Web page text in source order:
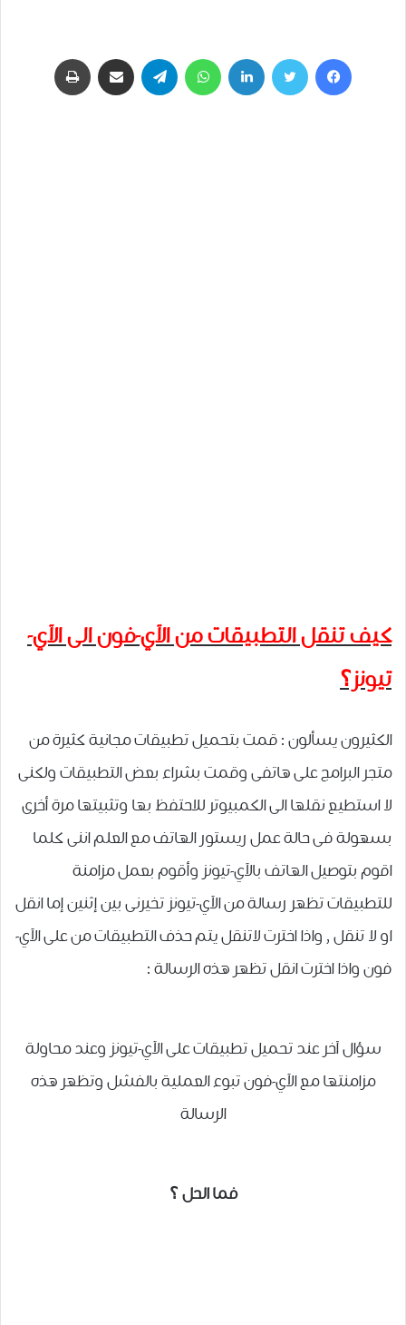
فيسبوك تويتر لينكدإن واتساب تيلقرام مشاركة عبر البريد
كيف تنقل التطبيقات من الآي-فون الى الآي-
تيونز؟
الكثيرون يسألون : قمت بتحميل تطبيقات مجانية كثيرة من
متجر البرامج على هاتفى وقمت بشراء بعض التطبيقات ولكنى
لا استطيع نقلها الى الكمبيوتر للاحتفظ بها وتثبيتها مرة أخرى
بسهولة فى حالة عمل ريستور الهاتف مع العلم اننى كلما
اقوم بتوصيل الهاتف بالآي-تيونز وأقوم بعمل مزامنة
للتطبيقات تظهر رسالة من الآي-تيونز تخيرنى بين إثنين إما انقل
او لا تنقل , واذا اخترت لاتنقل يتم حذف التطبيقات من على الآي-
فون واذا اخترت انقل تظهر هذه الرسالة :
سؤال آخر عند تحميل تطبيقات على الآي-تيونز وعند محاولة
مزامنتها مع الآي-فون تبوء العملية بالفشل وتظهر هذه
الرسالة
فما الحل ؟